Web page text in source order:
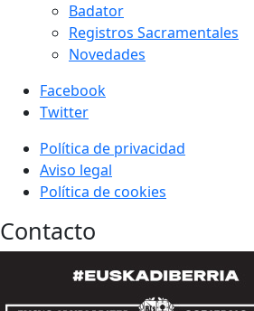
Badator
Registros Sacramentales
Novedades
Facebook
Twitter
Política de privacidad
Aviso legal
Política de cookies
Contacto